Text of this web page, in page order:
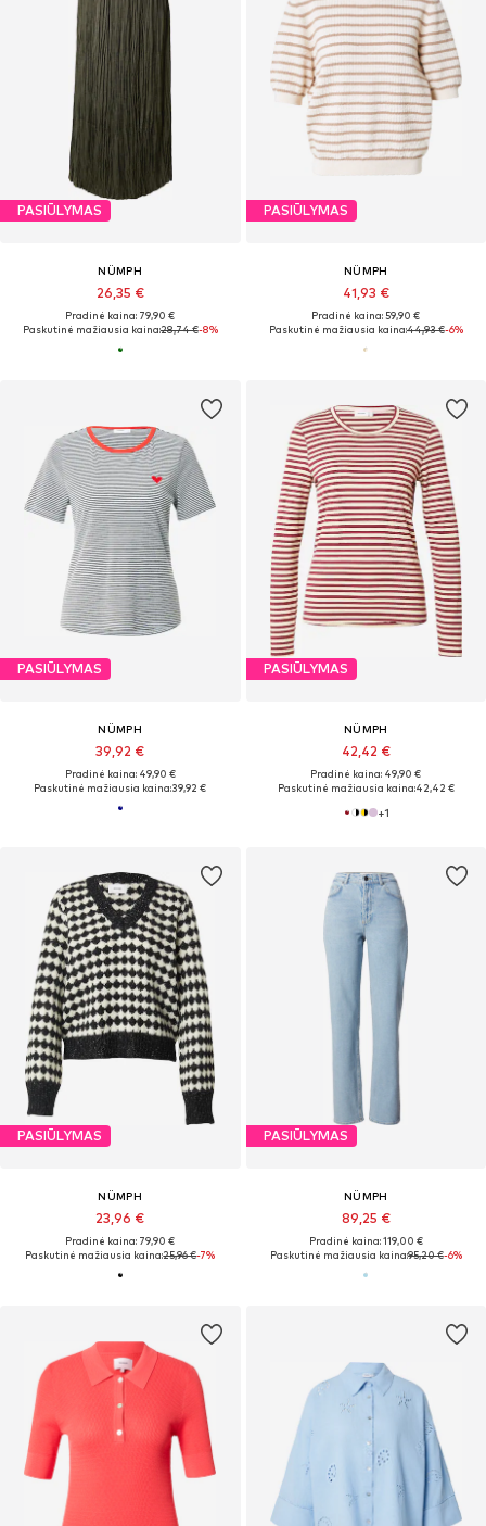
PASIŪLYMAS
NÜMPH
26,35 €
Pradinė kaina: 79,90 €
Paskutinė mažiausia kaina:28,74 €-8%
PASIŪLYMAS
NÜMPH
41,93 €
Pradinė kaina: 59,90 €
Paskutinė mažiausia kaina:44,93 €-6%
PASIŪLYMAS
NÜMPH
39,92 €
Pradinė kaina: 49,90 €
Paskutinė mažiausia kaina:39,92 €
PASIŪLYMAS
NÜMPH
42,42 €
Pradinė kaina: 49,90 €
Paskutinė mažiausia kaina:42,42 €
+1
PASIŪLYMAS
NÜMPH
23,96 €
Pradinė kaina: 79,90 €
Paskutinė mažiausia kaina:25,96 €-7%
PASIŪLYMAS
NÜMPH
89,25 €
Pradinė kaina: 119,00 €
Paskutinė mažiausia kaina:95,20 €-6%